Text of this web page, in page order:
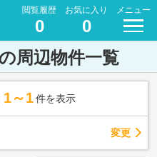
閲覧履歴
0
お気に入り
0
メニュー
周辺物件一覧
1～1 件を表示
変更